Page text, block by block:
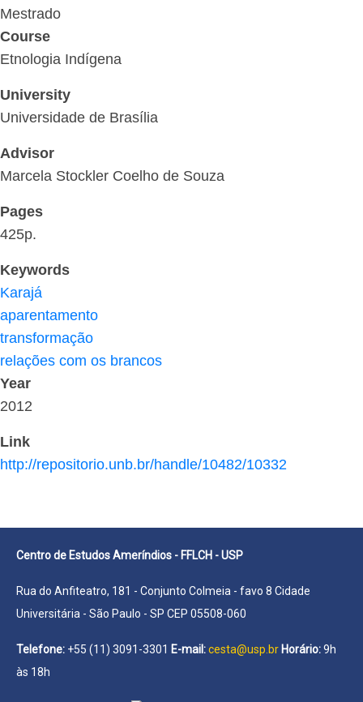
Mestrado
Course
Etnologia Indígena
University
Universidade de Brasília
Advisor
Marcela Stockler Coelho de Souza
Pages
425p.
Keywords
Karajá
aparentamento
transformação
relações com os brancos
Year
2012
Link
http://repositorio.unb.br/handle/10482/10332
Centro de Estudos Ameríndios - FFLCH - USP
Rua do Anfiteatro, 181 - Conjunto Colmeia - favo 8 Cidade
Universitária - São Paulo - SP CEP 05508-060
Telefone: +55 (11) 3091-3301 E-mail:cesta@usp.br Horário:9h
às 18h